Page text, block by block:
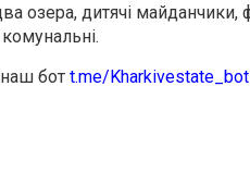
озера, дитячі майданчики,
бот t.me/Kharkivestate_bot